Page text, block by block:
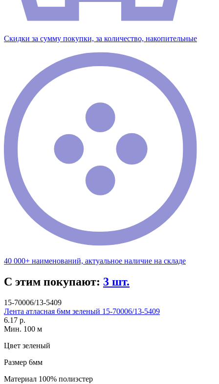
Скидки за сумму покупки, за количество, накопительные
40 000+ наименований, актуальное наличие на складе
С этим покупают: 3 шт.
15-70006/13-5409
Лента атласная 6мм зеленый 15-70006/13-5409
6.17 р.
Мин. 100 м
Цвет зеленый
Размер 6мм
Материал 100% полиэстер